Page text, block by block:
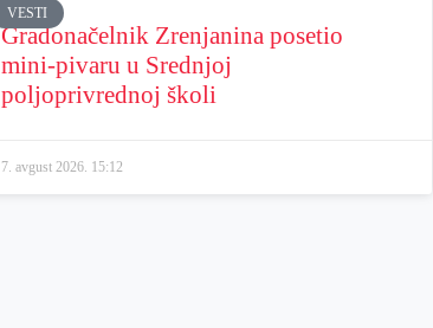
VESTI
Gradonačelnik Zrenjanina posetio
mini-pivaru u Srednjoj
poljoprivrednoj školi
7. avgust 2026. 15:12